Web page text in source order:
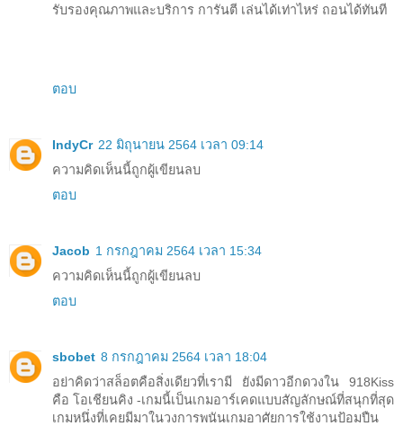
รับรองคุณภาพและบริการ การันตี เล่นได้เท่าไหร่ ถอนได้ทันที
ตอบ
IndyCr 22 มิถุนายน 2564 เวลา 09:14
ความคิดเห็นนี้ถูกผู้เขียนลบ
ตอบ
Jacob 1 กรกฎาคม 2564 เวลา 15:34
ความคิดเห็นนี้ถูกผู้เขียนลบ
ตอบ
sbobet 8 กรกฎาคม 2564 เวลา 18:04
อย่าคิดว่าสล็อตคือสิ่งเดียวที่เรามี ยังมีดาวอีกดวงใน 918Kiss
คือ โอเชียนคิง -เกมนี้เป็นเกมอาร์เคดแบบสัญลักษณ์ที่สนุกที่สุด
เกมหนึ่งที่เคยมีมาในวงการพนันเกมอาศัยการใช้งานป้อมปืน